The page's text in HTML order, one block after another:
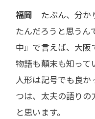
福岡 たぶん、分か
たんだろうと思うん
中』で言えば、大阪
物語も顛末も知って
人形は記号でも良
つは、太夫の語り
と思います。